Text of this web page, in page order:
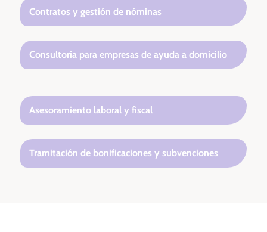
Contratos y gestión de nóminas
Consultoría para empresas de ayuda a domicilio
Asesoramiento laboral y fiscal
Tramitación de bonificaciones y subvenciones